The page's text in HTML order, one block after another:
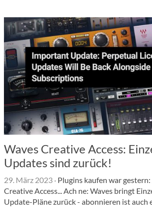
Waves Creative Access:
Updates sind zurück!
29. März 2023 · Plugins kaufen war
Creative Access... Ach ne: Waves bringt
Update-Pläne zurück - abonnieren ist auch